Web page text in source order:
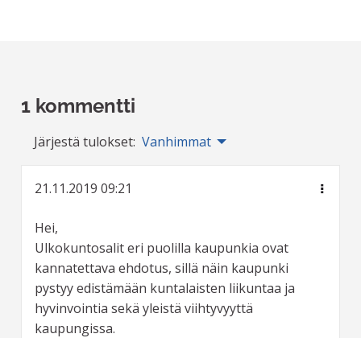
1 kommentti
Järjestä tulokset: Vanhimmat
21.11.2019 09:21
Hei,
Ulkokuntosalit eri puolilla kaupunkia ovat
kannatettava ehdotus, sillä näin kaupunki
pystyy edistämään kuntalaisten liikuntaa ja
hyvinvointia sekä yleistä viihtyvyyttä
kaupungissa.